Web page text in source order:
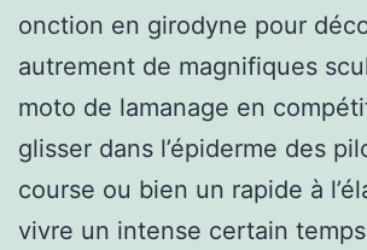
onction en girodyne pour
autrement de magnifiques
moto de lamanage en
glisser dans l’épiderme des
course ou bien un rapide à
vivre un intense certain